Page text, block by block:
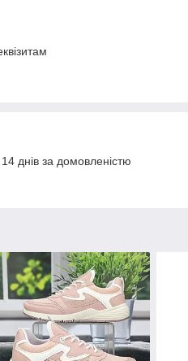
днів за домовленістю